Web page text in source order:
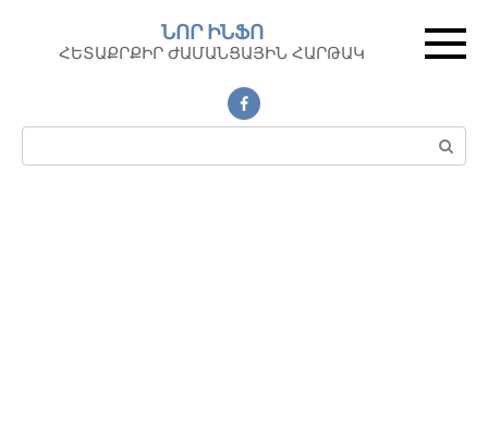
контенту
ՆՈՐ ԻՆՖՈ
ՀԵՏԱՔՐՔԻՐ ԺԱՄԱՆՑԱՅԻՆ ՀԱՐԹԱԿ
Поиск: